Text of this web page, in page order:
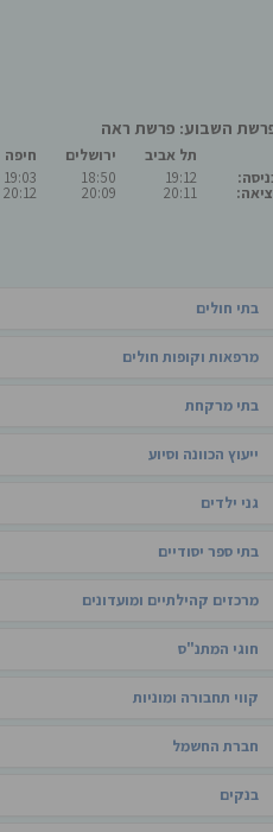
השבוע: פרשת ראה
תל אביב
19:12
20:11
ירושלים
18:50
20:09
חיפה
19:03
20:12
בתי חולים
מרפאות וקופות חולים
בתי מרקחת
ייעוץ הכוונה וסיוע
גני ילדים
בתי ספר יסודיים
מרכזים קהילתיים ומועדונים
חוגי המתנ"ס
קווי תחבורה ומוניות
חברת החשמל
בנקים